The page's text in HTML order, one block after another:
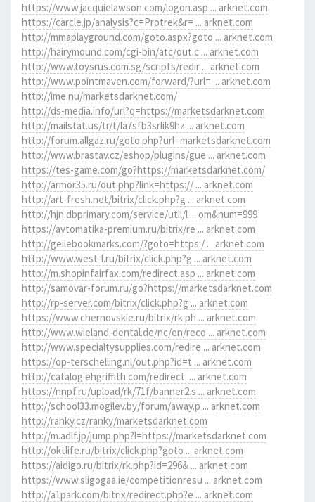
https://www.jacquielawson.com/logon.asp ... arknet.com
https://carcle.jp/analysis?c=Protrek&r= ... arknet.com
http://mmaplayground.com/goto.aspx?goto ... arknet.com
http://hairymound.com/cgi-bin/atc/out.c ... arknet.com
http://www.toysrus.com.sg/scripts/redir ... arknet.com
http://www.pointmaven.com/forward/?url= ... arknet.com
http://ime.nu/marketsdarknet.com/
http://ds-media.info/url?q=https://marketsdarknet.com
http://mailstat.us/tr/t/la7sfb3srlik9hz ... arknet.com
http://forum.allgaz.ru/goto.php?url=marketsdarknet.com
http://www.brastav.cz/eshop/plugins/gue ... arknet.com
https://tes-game.com/go?https://marketsdarknet.com/
http://armor35.ru/out.php?link=https:// ... arknet.com
http://art-fresh.net/bitrix/click.php?g ... arknet.com
http://hjn.dbprimary.com/service/util/l ... om&num=999
https://avtomatika-premium.ru/bitrix/re ... arknet.com
http://geilebookmarks.com/?goto=https:/ ... arknet.com
http://www.west-l.ru/bitrix/click.php?g ... arknet.com
http://m.shopinfairfax.com/redirect.asp ... arknet.com
http://samovar-forum.ru/go?https://marketsdarknet.com
http://rp-server.com/bitrix/click.php?g ... arknet.com
https://www.chernovskie.ru/bitrix/rk.ph ... arknet.com
http://www.wieland-dental.de/nc/en/reco ... arknet.com
http://www.specialtysupplies.com/redire ... arknet.com
https://op-terschelling.nl/out.php?id=t ... arknet.com
http://catalog.ehgriffith.com/redirect. ... arknet.com
https://nnpf.ru/upload/rk/71f/banner2.s ... arknet.com
http://school33.mogilev.by/forum/away.p ... arknet.com
http://ranky.cz/ranky/marketsdarknet.com
http://m.adlf.jp/jump.php?l=https://marketsdarknet.com
http://oktlife.ru/bitrix/click.php?goto ... arknet.com
https://aidigo.ru/bitrix/rk.php?id=296& ... arknet.com
https://www.sligogaa.ie/competitionresu ... arknet.com
http://a1park.com/bitrix/redirect.php?e ... arknet.com